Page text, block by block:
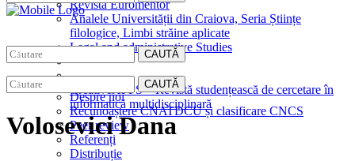
Revista Euromentor
Analele Universității din Craiova, Seria Științe
filologice, Limbi străine aplicate
Legal and administrative Studies
CreativeAPPS – Revistă studențească de cercetare în
informatică multidisciplinară
CAUTĂ
EDITURA
Despre noi
Recunoaștere CNATDCU și clasificare CNCS
Peer review
Referenți
Distribuție
CAUTĂ
Volosevici Dana